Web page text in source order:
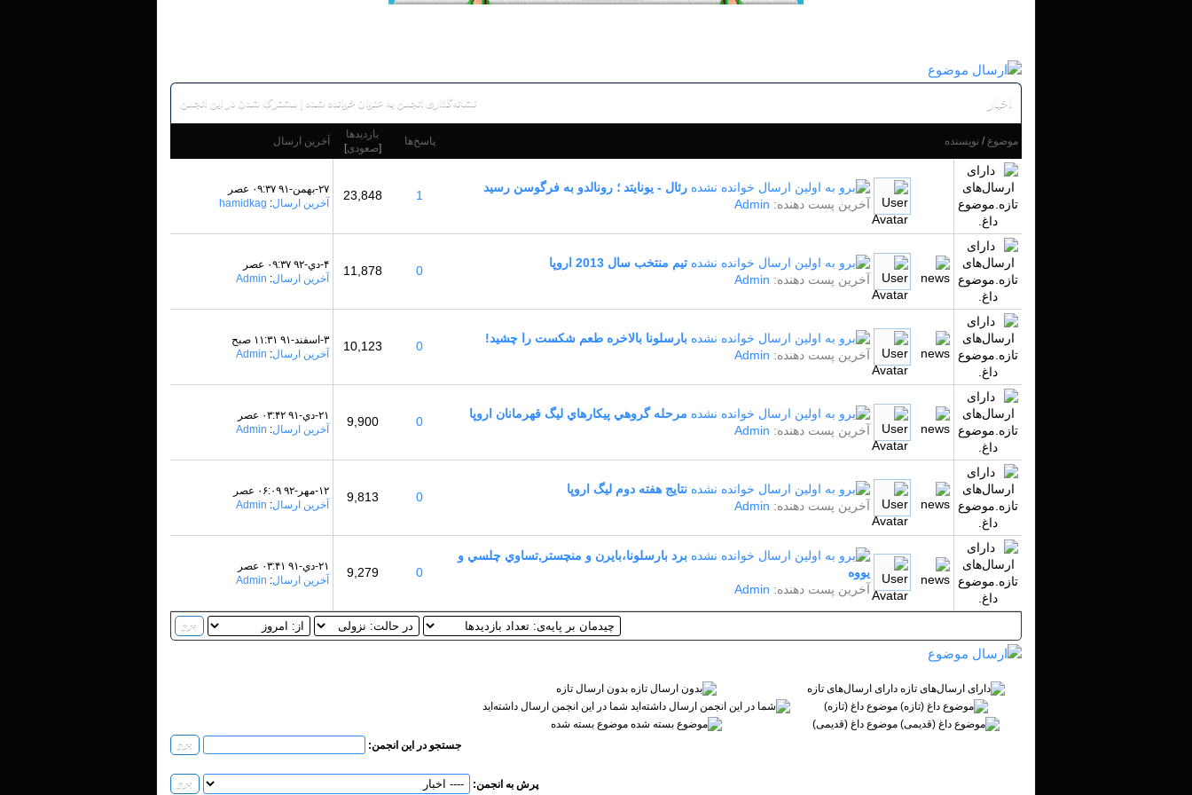
نشانه‌گذاری انجمن به عنوان خوانده شده مشترک شدن در این انجمن اخبار
موضوع / نویسنده پاسخ‌ها
بازدید‌ها
[صعودی]
آخرین ارسال
رئال‌ - يونايتد ؛ رونالدو به فرگوسن رسيد
آخرین پست دهنده: Admin
1
23,848
۲۷-بهمن-۹۱ ۰۹:۳۷ عصر
آخرین ارسال:
hamidkag
تیم منتخب سال 2013 اروپا
آخرین پست دهنده: Admin
0
11,878
۴-دي-۹۲ ۰۹:۳۷ عصر
آخرین ارسال:
Admin
بارسلونا بالاخره طعم شکست را چشید!
آخرین پست دهنده: Admin
0
10,123
۳-اسفند-۹۱ ۱۱:۳۱ صبح
آخرین ارسال:
Admin
مرحله گروهي پيکارهاي ليگ قهرمانان اروپا
آخرین پست دهنده: Admin
0
9,900
۲۱-دي-۹۱ ۰۳:۴۲ عصر
آخرین ارسال:
Admin
نتايج هفته دوم ليگ اروپا
آخرین پست دهنده: Admin
0
9,813
۱۲-مهر-۹۲ ۰۶:۰۹ عصر
آخرین ارسال:
Admin
برد بارسلونا،بايرن و منچستر,تساوي چلسي و
يووه
آخرین پست دهنده: Admin
0
9,279
۲۱-دي-۹۱ ۰۳:۴۱ عصر
آخرین ارسال:
Admin
دارای ارسال‌های تازه‌
موضوع داغ (تازه‌)
موضوع داغ (قدیمی)
بدون ارسال تازه‌
شما در این انجمن ارسال داشته‌اید
موضوع بسته شده
جستجو در این انجمن:
پرش به انجمن: